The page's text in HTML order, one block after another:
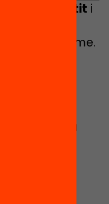
compartit i
aquest
duen a terme.
una figura
centres
els
del